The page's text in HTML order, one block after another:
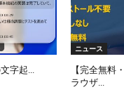
字起...
ニュース
【完全無料
ラウザ...